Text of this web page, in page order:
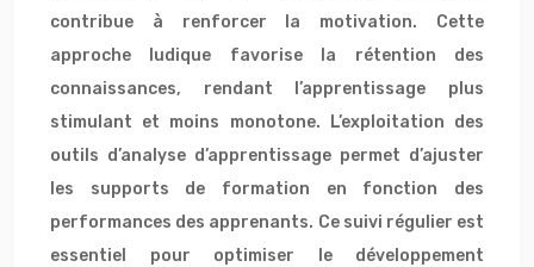
contribue à renforcer la motivation. Cette
approche ludique favorise la rétention des
connaissances, rendant l’apprentissage plus
stimulant et moins monotone. L’exploitation des
outils d’analyse d’apprentissage permet d’ajuster
les supports de formation en fonction des
performances des apprenants. Ce suivi régulier est
essentiel pour optimiser le développement